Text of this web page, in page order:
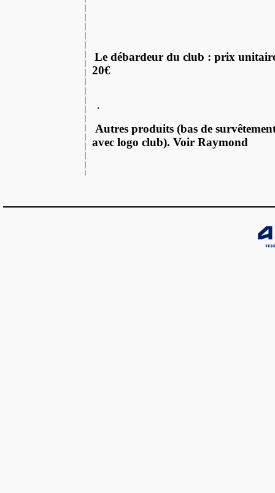
Le débardeur du club : prix
20€
Autres produits (bas de
avec logo club). Voir Raymond